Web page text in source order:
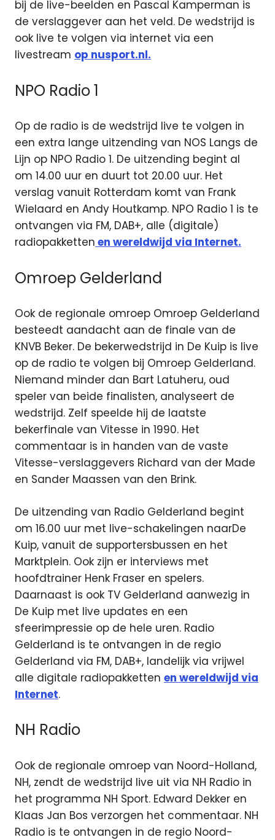
bij de live-beelden en Pascal Kamperman is
de verslaggever aan het veld. De wedstrijd is
ook live te volgen via internet via een
livestream op nusport.nl.
NPO Radio 1
Op de radio is de wedstrijd live te volgen in
een extra lange uitzending van NOS Langs de
Lijn op NPO Radio 1. De uitzending begint al
om 14.00 uur en duurt tot 20.00 uur. Het
verslag vanuit Rotterdam komt van Frank
Wielaard en Andy Houtkamp. NPO Radio 1 is te
ontvangen via FM, DAB+, alle (digitale)
radiopakketten en wereldwijd via Internet.
Omroep Gelderland
Ook de regionale omroep Omroep Gelderland
besteedt aandacht aan de finale van de
KNVB Beker. De bekerwedstrijd in De Kuip is live
op de radio te volgen bij Omroep Gelderland.
Niemand minder dan Bart Latuheru, oud
speler van beide finalisten, analyseert de
wedstrijd. Zelf speelde hij de laatste
bekerfinale van Vitesse in 1990. Het
commentaar is in handen van de vaste
Vitesse-verslaggevers Richard van der Made
en Sander Maassen van den Brink.
De uitzending van Radio Gelderland begint
om 16.00 uur met live-schakelingen naarDe
Kuip, vanuit de supportersbussen en het
Marktplein. Ook zijn er interviews met
hoofdtrainer Henk Fraser en spelers.
Daarnaast is ook TV Gelderland aanwezig in
De Kuip met live updates en een
sfeerimpressie op de hele uren. Radio
Gelderland is te ontvangen in de regio
Gelderland via FM, DAB+, landelijk via vrijwel
alle digitale radiopakketten en wereldwijd via
Internet.
NH Radio
Ook de regionale omroep van Noord-Holland,
NH, zendt de wedstrijd live uit via NH Radio in
het programma NH Sport. Edward Dekker en
Klaas Jan Bos verzorgen het commentaar. NH
Radio is te ontvangen in de regio Noord-